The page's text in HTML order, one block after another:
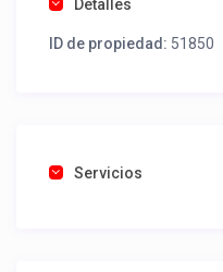
Detalles
ID de propiedad: 51850
Servicios